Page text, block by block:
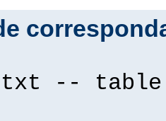
--